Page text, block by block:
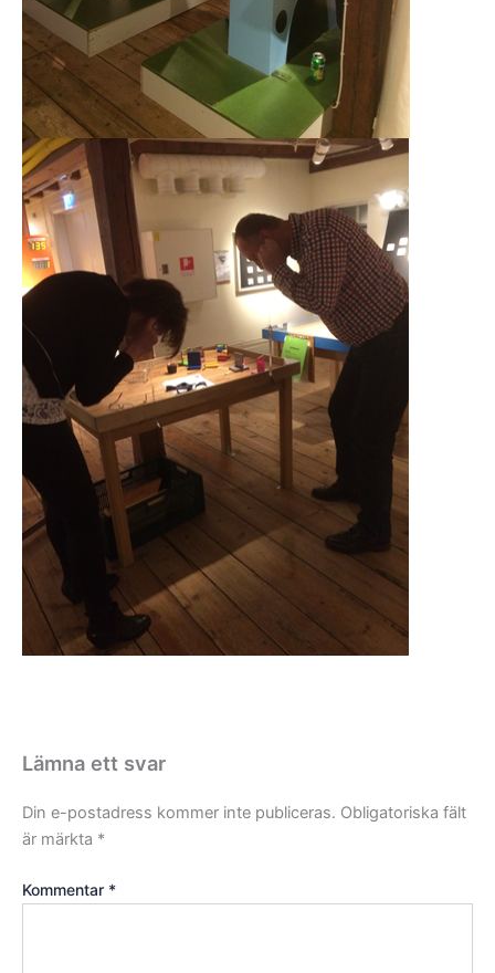
Lämna ett svar
Din e-postadress kommer inte publiceras. Obligatoriska fält
är märkta *
Kommentar *